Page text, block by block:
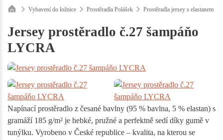
Vybavení do ložnice Prostěradla Polášek Prostěradla jersey s elastanem
Jersey prostěradlo č.27 šampáňo
LYCRA
Napínací prostěradlo z česané bavlny (95 % bavlna, 5 % elastan) s
gramáží 185 g/m² je hebké, pružné a perfektně sedí díky gumě v
tunýlku. Vyrobeno v České republice – kvalita, na kterou se